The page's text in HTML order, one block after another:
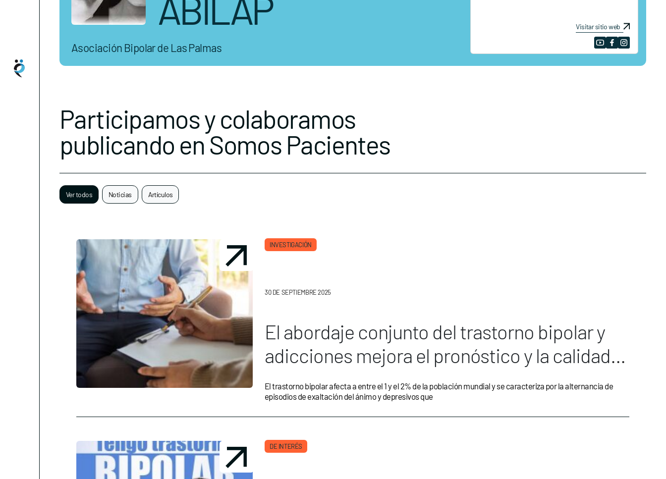
Asociación Bipolar de Las Palmas
Visitar sitio web
Participamos y colaboramos
publicando en Somos Pacientes
Ver todos Noticias Artículos
INVESTIGACIÓN
30 DE SEPTIEMBRE 2025
El abordaje conjunto del trastorno bipolar y
adicciones mejora el pronóstico y la calidad
de vida
El trastorno bipolar afecta a entre el 1 y el 2% de la población mundial y se caracteriza por la alternancia de
episodios de exaltación del ánimo y depresivos que
DE INTERÉS